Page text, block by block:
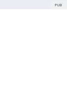
PUB